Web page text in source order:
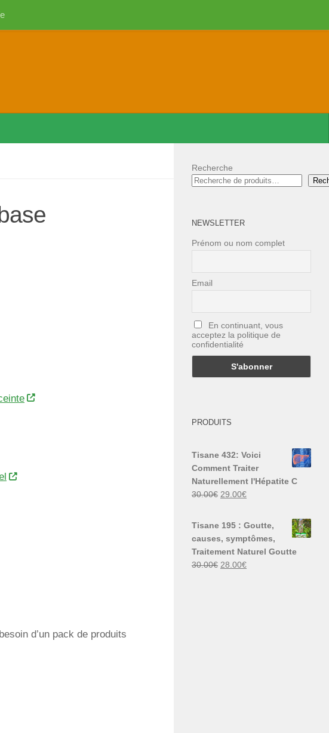
d’un pack de produits
Recherche
NEWSLETTER
Prénom ou nom complet
Email
En continuant, vous
acceptez la politique de
confidentialité
PRODUITS
Tisane 432: Voici
Comment Traiter
Naturellement l'Hépatite C
30.00€ Le
30.00€.
29.00€Le
est :
Tisane 195 : Goutte,
causes, symptômes,
Traitement Naturel Goutte
30.00€ Le
28.00€Le